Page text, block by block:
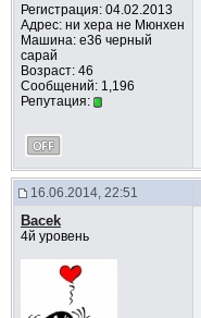
Регистрация: 04.02.2013
Адрес: ни хера не Мюнхен
Машина: е36 черный
сарай
Возраст: 46
Сообщений: 1,196
Репутация:
16.06.2014, 22:51
Bacek
4й уровень